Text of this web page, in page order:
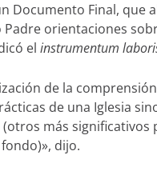
Documento Final, que
orientaciones
el instrumentum
de la
de una Iglesia
más
dijo.